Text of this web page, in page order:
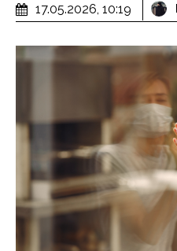
17.05.2026, 10:19